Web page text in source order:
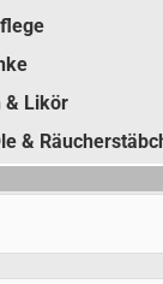
& Likör
&